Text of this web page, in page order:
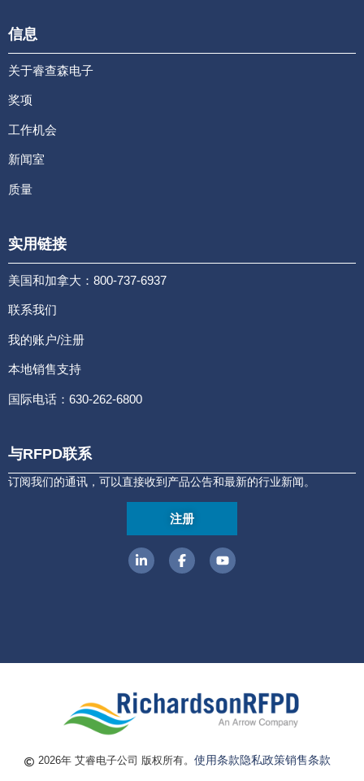
信息
关于睿查森电子
奖项
工作机会
新闻室
质量
实用链接
美国和加拿大：800-737-6937
联系我们
我的账户/注册
本地销售支持
国际电话：630-262-6800
与RFPD联系
订阅我们的通讯，可以直接收到产品公告和最新的行业新闻。
注册
2026年 艾睿电子公司 版权所有。 使用条款隐私政策销售条款